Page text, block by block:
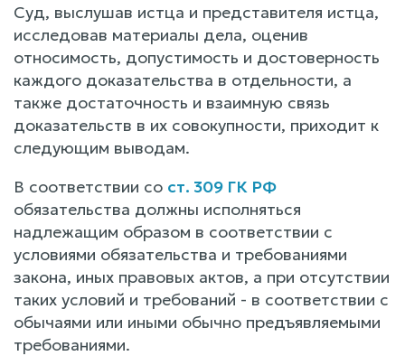
Суд, выслушав истца и представителя истца,
исследовав материалы дела, оценив
относимость, допустимость и достоверность
каждого доказательства в отдельности, а
также достаточность и взаимную связь
доказательств в их совокупности, приходит к
следующим выводам.
В соответствии со ст. 309 ГК РФ
обязательства должны исполняться
надлежащим образом в соответствии с
условиями обязательства и требованиями
закона, иных правовых актов, а при отсутствии
таких условий и требований - в соответствии с
обычаями или иными обычно предъявляемыми
требованиями.